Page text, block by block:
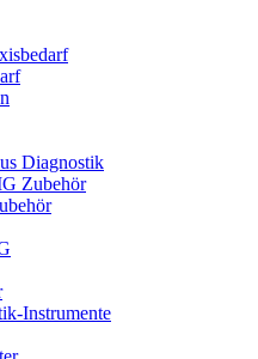
Diagnostik
Zubehör
Instrumente